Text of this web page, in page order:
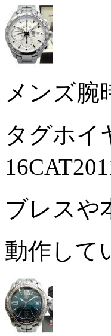
メンズ腕
タグホイ
ブレスや
動作して